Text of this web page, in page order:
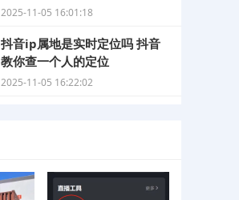
2025-11-05 16:01:18
抖音ip属地是实时定位吗 抖音
教你查一个人的定位
2025-11-05 16:22:02